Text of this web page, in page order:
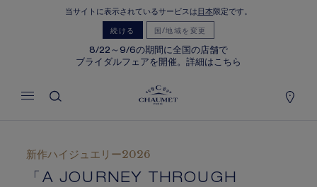
当サイトに表示されているサービスは 日本限定です。
続ける 国/地域を変更
8/22～9/6の期間に全国の店舗で
ブライダルフェアを開催。詳細はこちら
新作ハイジュエリー2026
「A JOURNEY THROUGH
Shop now